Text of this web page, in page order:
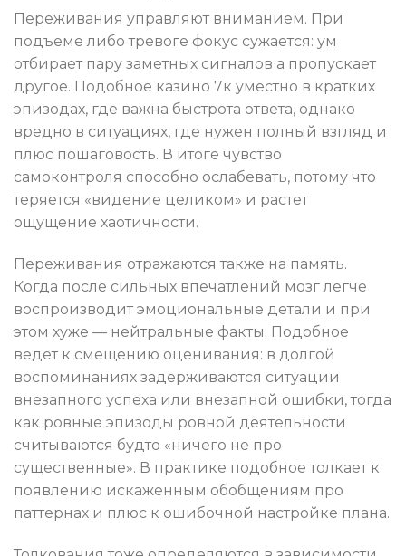
Переживания управляют вниманием. При
подъеме либо тревоге фокус сужается: ум
отбирает пару заметных сигналов а пропускает
другое. Подобное казино 7к уместно в кратких
эпизодах, где важна быстрота ответа, однако
вредно в ситуациях, где нужен полный взгляд и
плюс пошаговость. В итоге чувство
самоконтроля способно ослабевать, потому что
теряется «видение целиком» и растет
ощущение хаотичности.
Переживания отражаются также на память.
Когда после сильных впечатлений мозг легче
воспроизводит эмоциональные детали и при
этом хуже — нейтральные факты. Подобное
ведет к смещению оценивания: в долгой
воспоминаниях задерживаются ситуации
внезапного успеха или внезапной ошибки, тогда
как ровные эпизоды ровной деятельности
считываются будто «ничего не про
существенные». В практике подобное толкает к
появлению искаженным обобщениям про
паттернах и плюс к ошибочной настройке плана.